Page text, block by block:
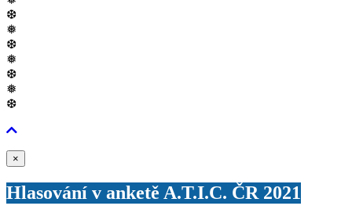
❆
❅
❆
❅
❆
❅
❆
×
Hlasování v anketě A.T.I.C. ČR 2021